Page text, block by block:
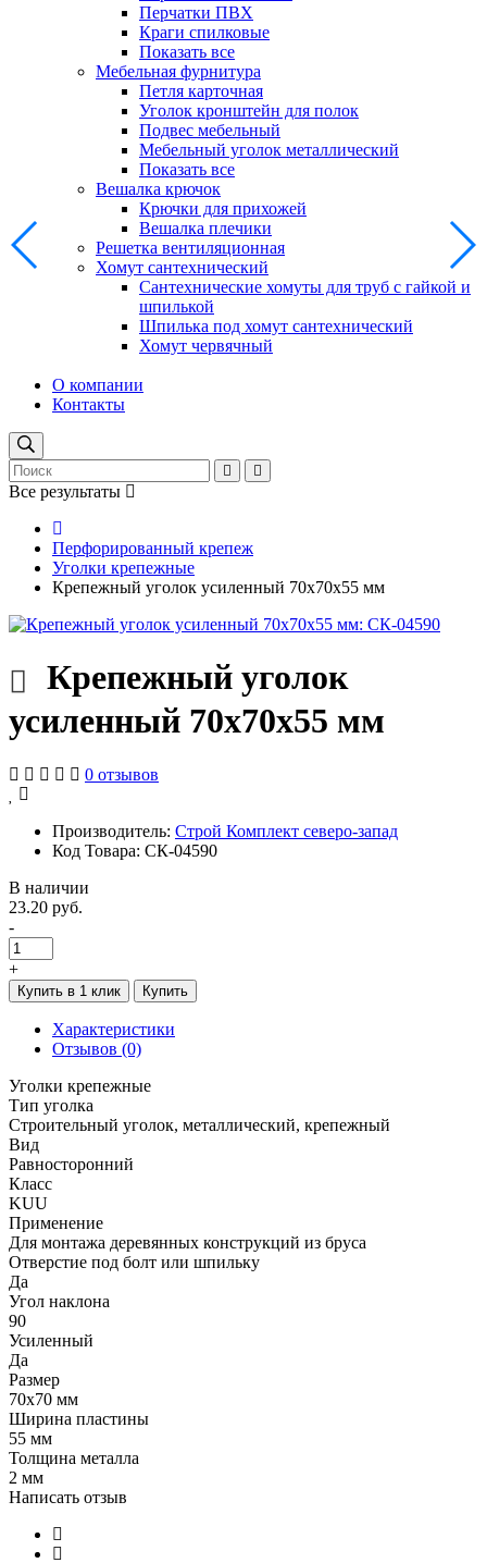
Перчатки ПВХ
Краги спилковые
Показать все
Мебельная фурнитура
Петля карточная
Уголок кронштейн для полок
Подвес мебельный
Мебельный уголок металлический
Показать все
Вешалка крючок
Крючки для прихожей
Вешалка плечики
Решетка вентиляционная
Хомут сантехнический
Сантехнические хомуты для труб с гайкой и
шпилькой
Шпилька под хомут сантехнический
Хомут червячный
О компании
Контакты
Все результаты
Перфорированный крепеж
Уголки крепежные
Крепежный уголок усиленный 70х70х55 мм
Крепежный уголок
усиленный 70х70х55 мм
0 отзывов
Производитель: Строй Комплект северо-запад
Код Товара: СК-04590
В наличии
23.20 руб.
-
+
Купить в 1 клик Купить
Характеристики
Отзывов (0)
Уголки крепежные
Тип уголка
Строительный уголок, металлический, крепежный
Вид
Равносторонний
Класс
KUU
Применение
Для монтажа деревянных конструкций из бруса
Отверстие под болт или шпильку
Да
Угол наклона
90
Усиленный
Да
Размер
70х70 мм
Ширина пластины
55 мм
Толщина металла
2 мм
Написать отзыв